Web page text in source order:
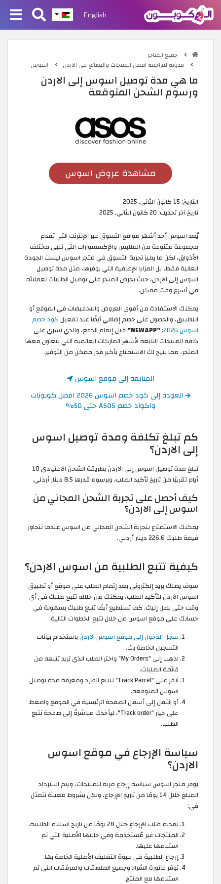
English
جميع المتاجر
مدونة لمراجعة افضل المنتجات والبضائع في الاردن
اسوس
ما هي مدة توصيل اسوس إلى الاردن
ورسوم الشحن المتوقعة
مشاهدة عروض اسوس
التاريخ:15 كانون الثاني, 2025
تاريخ آخر تحديث:20 كانون الثاني, 2025
يُعد اسوس أحد أشهر مواقع التسوق عبر الإنترنت التي تقدم
مجموعة متنوعة من الملابس والإكسسوارات التي تلبي مختلف
الأذواق، لكن ما يميز تجربة التسوق في متجر اسوس ليست الجودة
العالية فقط، بل المزايا الإضافية التي يوفرها، مثل مدة توصيل
اسوس إلى الاردن، حيث يحرص المتجر على توصيل الطلبات لعملائه
في أسرع وقت ممكن.
يمكنك الاستفادة من أقوى العروض والتخفيضات في الموقع أو
التطبيق، والحصول على خصم إضافي أيضًا عند تفعيل كود خصم
اسوس 2026
:
"NEWAPP"
قبل إتمام الدفع، والذي يَسري على
كافة المنتجات التابعة لأشهر الماركات العالمية التي يتعاون معها
المتجر، مما يتيح لك الاستمتاع بأكبر قدر ممكن من التوفير.
المتابعة إلى موقع اسوس
العودة إلى كود خصم اسوس 2026 افضل كوبونات
واكواد خصم ASOS حتى 50%
كم تبلغ تكلفة ومدة توصيل اسوس
إلى الاردن؟
تبلغ مدة توصيل اسوس إلى الاردن بطريقة الشحن الاعتيادي 10
أيام تقريبًا من تاريخ تأكيد الطلب، وبرسوم قدرها 8.5 دينار أردني.
كيف أحصل على تجربة الشحن المجاني من
اسوس إلى الاردن؟
يمكنك الاستمتاع بتجربة الشحن المجاني من اسوس عندما تتجاوز
قيمة طلبك 226.6 دينار أردني.
كيفية تتبع الطلبية من اسوس الاردن؟
سوف يصلك بريد إلكتروني بعد إتمام الطلب على موقع أو تطبيق
اسوس الاردن لتأكيد الطلب، يمكنك من خلاله تتبع طلبك في أي
وقت حتى يصل إليك. كما تستطيع أيضًا تتبع طلبك بسهولة في
حسابك على موقع اسوس من خلال تتبع الخطوات التالية:
سجل الدخول إلى موقع اسوس الاردنباستخدام بيانات
التسجيل الخاصة بك.
اذهب إلى "My Orders" واختر الطلب الذي تريد تتبعه من
قائمة الطلبات.
انقر على "Track Parcel" لتتبع الطرد ومعرفة مدة توصيل
اسوس المتوقعة.
أو انتقل إلى أسفل الصفحة الرئيسية في الموقع واضغط
على خيار "Track order"، ليأخذك مباشرةً إلى صفحة تتبع
الطلب.
سياسة الإرجاع في موقع اسوس
الاردن؟
يوفر متجر اسوس سياسة إرجاع مرنة للمنتجات، ويتم استرداد
المبلغ خلال 14 يومًا من تاريخ الإرجاع، ولكن بشروط معينة تتمثل
في:
تقديم طلب الإرجاع خلال 28 يومًا من تاريخ استلام الطلبية.
المنتجات غير مُستخدَمة وفي حالتها الأصلية التي تم
استلامها عليها.
إرجاع الطلبية في عبوة التغليف الأصلية الخاصة بها.
توفر فاتورة الشراء وجميع الملصقات والمرفقات التي تم
استلامها مع المنتج.